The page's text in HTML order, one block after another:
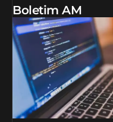
Boletim AM